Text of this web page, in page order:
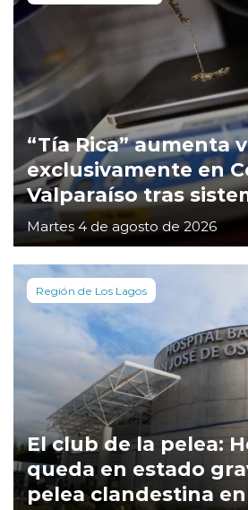
“Tía Rica” aumenta
exclusivamente en
Valparaíso tras
Martes 4 de agosto de 2026
Región de Los Lagos
El club de la pelea:
queda en estado
pelea clandestina